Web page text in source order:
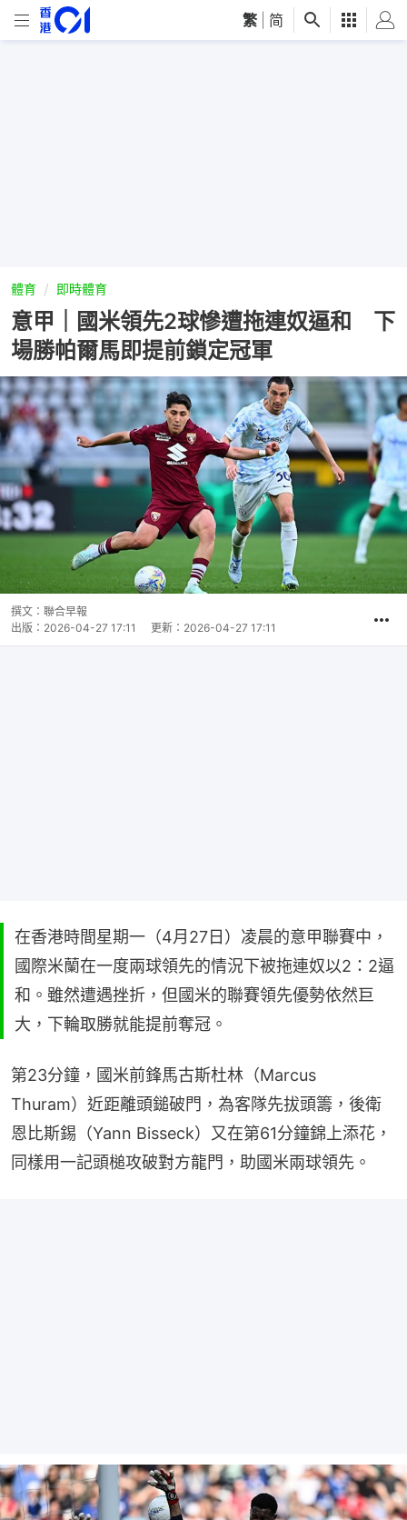
繁 简
體育 即時體育
意甲｜國米領先2球慘遭拖連奴逼和 下
場勝帕爾馬即提前鎖定冠軍
撰文： 聯合早報
出版： 2026-04-27 17:11 更新： 2026-04-27 17:11
在香港時間星期一（4月27日）凌晨的意甲聯賽中，
國際米蘭在一度兩球領先的情況下被拖連奴以2：2逼
和。雖然遭遇挫折，但國米的聯賽領先優勢依然巨
大，下輪取勝就能提前奪冠。
第23分鐘，國米前鋒馬古斯杜林（Marcus
Thuram）近距離頭鎚破門，為客隊先拔頭籌，後衛
恩比斯錫（Yann Bisseck）又在第61分鐘錦上添花，
同樣用一記頭槌攻破對方龍門，助國米兩球領先。